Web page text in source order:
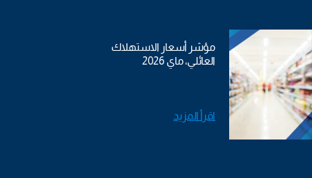
مؤشر أسعار الاستهلاك
العائلي، ماي 2026
اقرأ المزيد